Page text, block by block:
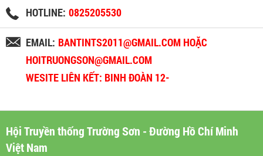
HOTLINE: 0825205530
EMAIL: BANTINTS2011@GMAIL.COM HOẶC
HOITRUONGSON@GMAIL.COM
WESITE LIÊN KẾT: BINH ĐOÀN 12-
Hội Truyền thống Trường Sơn - Đường Hồ Chí Minh
Việt Nam